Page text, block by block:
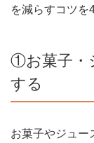
を減らすコツを
①お菓子・
する
お菓子やジュー